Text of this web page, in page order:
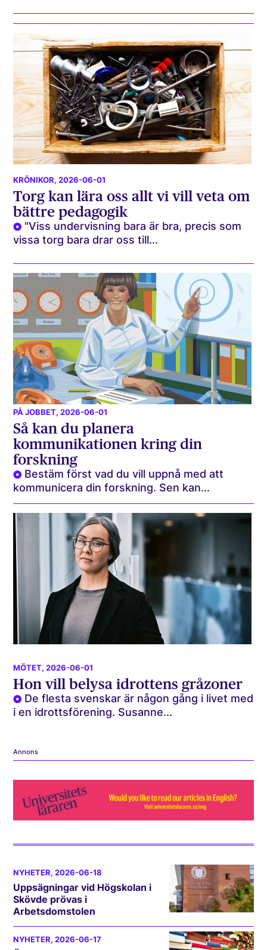
KRÖNIKOR, 2026-06-01
Torg kan lära oss allt vi vill veta om
bättre pedagogik
"Viss undervisning bara är bra, precis som
vissa torg bara drar oss till...
PÅ JOBBET, 2026-06-01
Så kan du planera
kommunikationen kring din
forskning
Bestäm först vad du vill uppnå med att
kommunicera din forskning. Sen kan...
MÖTET, 2026-06-01
Hon vill belysa idrottens gråzoner
De flesta svenskar är någon gång i livet med
i en idrottsförening. Susanne...
Annons
NYHETER, 2026-06-18
Uppsägningar vid Högskolan i
Skövde prövas i
Arbetsdomstolen
NYHETER, 2026-06-17